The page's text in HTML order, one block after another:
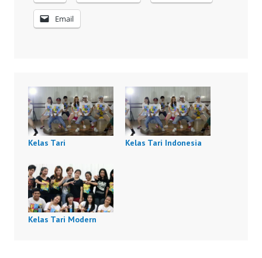
Email
Kelas Tari Kelas Tari Indonesia
Kelas Tari Modern